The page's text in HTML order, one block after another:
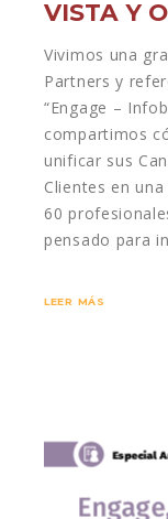
VISTA Y
Vivimos una
Partners y
“Engage –
compartimos
unificar sus
Clientes en
60
pensado para
LEER MÁS